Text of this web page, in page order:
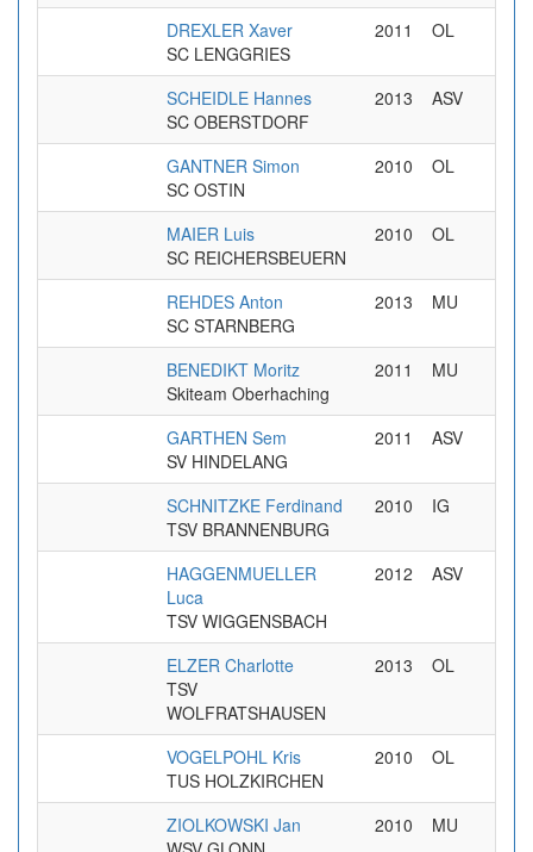
DREXLER Xaver
SC LENGGRIES
2011 OL
SCHEIDLE Hannes
SC OBERSTDORF
2013 ASV
GANTNER Simon
SC OSTIN
2010 OL
MAIER Luis
SC REICHERSBEUERN
2010 OL
REHDES Anton
SC STARNBERG
2013 MU
BENEDIKT Moritz
Skiteam Oberhaching
2011 MU
GARTHEN Sem
SV HINDELANG
2011 ASV
SCHNITZKE Ferdinand
TSV BRANNENBURG
2010 IG
HAGGENMUELLER
Luca
TSV WIGGENSBACH
2012 ASV
ELZER Charlotte
TSV
WOLFRATSHAUSEN
2013 OL
VOGELPOHL Kris
TUS HOLZKIRCHEN
2010 OL
ZIOLKOWSKI Jan
2010 MU